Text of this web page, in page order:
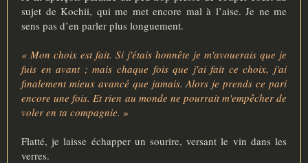
sujet de Kochii, qui me met encore mal à l’aise. Je ne me
sens pas d’en parler plus longuement.
« Mon choix est fait. Si j'étais honnête je m'avouerais que je
fuis en avant ; mais chaque fois que j'ai fait ce choix, j'ai
finalement mieux avancé que jamais. Alors je prends ce pari
encore une fois. Et rien au monde ne pourrait m'empêcher de
voler en ta compagnie. »
Flatté, je laisse échapper un sourire, versant le vin dans les
verres.